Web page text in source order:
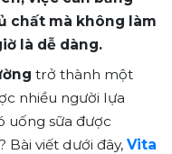
chất mà không làm
là dễ dàng.
trở thành một
nhiều người lựa
uống sữa được
Bài viết dưới đây, Vita